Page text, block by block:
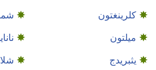
كلرينغتون
ميلتون
يثبريدج